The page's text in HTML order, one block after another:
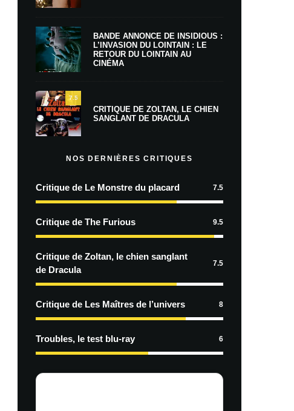
BANDE ANNONCE DE INSIDIOUS :
L’INVASION DU LOINTAIN : LE
RETOUR DU LOINTAIN AU
CINÉMA
7.5
CRITIQUE DE ZOLTAN, LE CHIEN
SANGLANT DE DRACULA
NOS DERNIÈRES CRITIQUES
Critique de Le Monstre du placard 7.5
Critique de The Furious 9.5
Critique de Zoltan, le chien sanglant
de Dracula
7.5
Critique de Les Maîtres de l’univers 8
Troubles, le test blu-ray 6